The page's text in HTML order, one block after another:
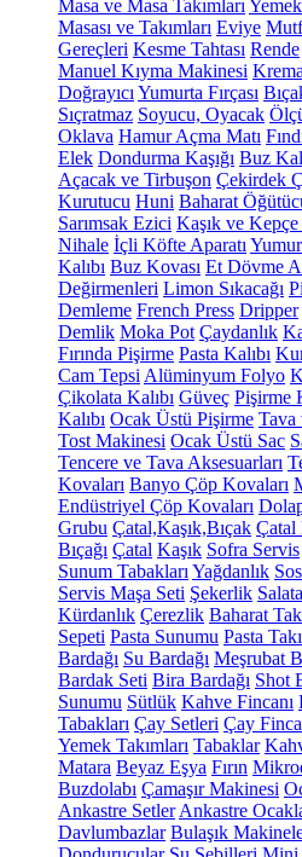
Masa ve Masa Takımları
Masası ve Takımları Eviye
Gereçleri Kesme Tahtası Rende
Manuel Kıyma Makinesi
Doğrayıcı Yumurta Fırçası
Sıçratmaz Soyucu, Oyacak
Oklava Hamur Açma Matı
Elek Dondurma Kaşığı Buz
Açacak ve Tirbuşon Çekirdek
Kurutucu Huni Baharat
Sarımsak Ezici Kaşık ve Kepçe
Nihale İçli Köfte Aparatı
Kalıbı Buz Kovası Et Dövme
Değirmenleri Limon Sıkacağı
Demleme French Press Dripper
Demlik Moka Pot Çaydanlık
Fırında Pişirme Pasta Kalıbı
Cam Tepsi Alüminyum Folyo
Çikolata Kalıbı Güveç Pişirme
Kalıbı Ocak Üstü Pişirme Tava
Tost Makinesi Ocak Üstü Sac
Tencere ve Tava Aksesuarları
Kovaları Banyo Çöp Kovaları
Endüstriyel Çöp Kovaları
Grubu Çatal,Kaşık,Bıçak Çatal
Bıçağı Çatal Kaşık Sofra Servis
Sunum Tabakları Yağdanlık
Servis Maşa Seti Şekerlik
Kürdanlık Çerezlik Baharat
Sepeti Pasta Sunumu Pasta
Bardağı Su Bardağı Meşrubat
Bardak Seti Bira Bardağı Shot
Sunumu Sütlük Kahve Fincanı
Tabakları Çay Setleri Çay
Yemek Takımları Tabaklar
Matara Beyaz Eşya Fırın
Buzdolabı Çamaşır Makinesi
Ankastre Setler Ankastre
Davlumbazlar Bulaşık